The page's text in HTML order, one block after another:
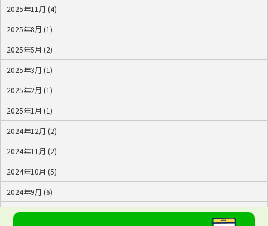
2025年11月 (4)
2025年8月 (1)
2025年5月 (2)
2025年3月 (1)
2025年2月 (1)
2025年1月 (1)
2024年12月 (2)
2024年11月 (2)
2024年10月 (5)
2024年9月 (6)
2024年8月 (4)